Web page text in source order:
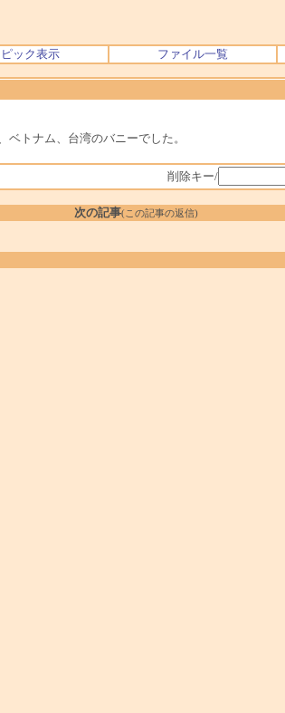
ピック表示 ファイル一覧
トナム、台湾のバニーでした。
削除キー/
次の記事(この記事の返信)